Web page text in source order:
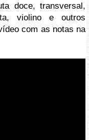
doce, transversal,
violino e outros
com as notas na